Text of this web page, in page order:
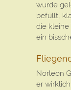
wurde
befüllt,
die kleine
ein
Norleon
er